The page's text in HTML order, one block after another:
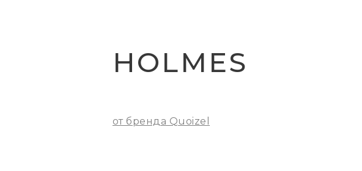
HOLMES
от бренда Quoizel